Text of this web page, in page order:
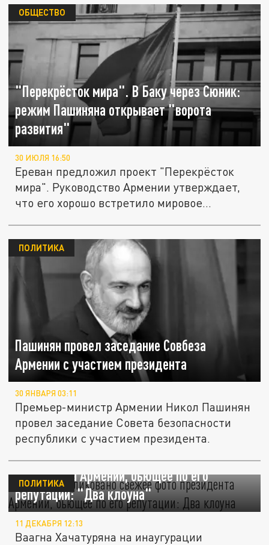
"Перекрёсток мира". В Баку через Сюник:
режим Пашиняна открывает "ворота
развития"
ОБЩЕСТВО
30 ИЮЛЯ 16:50
Ереван предложил проект "Перекрёсток
мира". Руководство Армении утверждает,
что его хорошо встретило мировое...
Пашинян провел заседание Совбеза
Армении с участием президента
ПОЛИТИКА
30 ЯНВАРЯ 03:11
Премьер-министр Армении Никол Пашинян
провел заседание Совета безопасности
республики с участием президента.
В Сети опубликовано свежее фото
президента Армении, бьющее по его
репутации: "Два клоуна"
ПОЛИТИКА
11 ДЕКАБРЯ 12:13
Ваагна Хачатуряна на инаугурации